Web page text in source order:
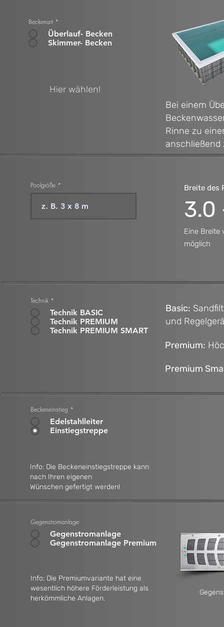
Beckenart *
Überlauf- Becken
Skimmer- Becken
Hier wählen!
Bei einem
Rinne zu
anschließend
Poolgröße Breite des
3.0
Eine Breite
möglich
Technik *
Technik BASIC
Technik PREMIUM
Technik PREMIUM SMART
Basic:
und
Premium:
Premium
Beckeneinstieg *
Edelstahlleiter
Einstiegstreppe
Info: Die Beckeneinstiegstreppe kann
nach Ihren eigenen
Wünschen gefertigt werden!
Gegenstromanlage
Gegenstromanlage
Gegenstromanlage Premium
Info: Die Premiumvariante hat eine
wesentlich höhere Förderleistung als
herkömmliche Anlagen.